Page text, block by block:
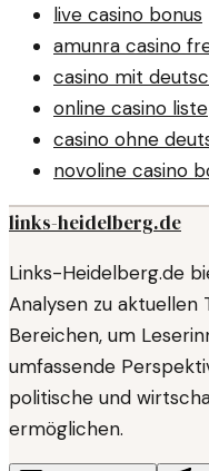
live casino bonus
amunra casino
casino mit
online casino liste
casino ohne
novoline casino
links-heidelberg.de
Links-Heidelberg.de
Analysen zu aktuellen
Bereichen, um
umfassende
politische und
ermöglichen.